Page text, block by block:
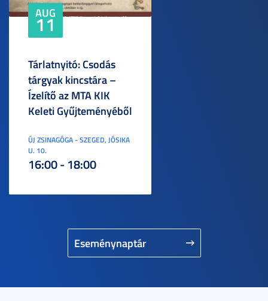
Eseménynaptár
AUG
11
Tárlatnyitó: Csodás
tárgyak kincstára –
Ízelítő az MTA KIK
Keleti Gyűjteményéből
ÚJ ZSINAGÓGA - SZEGED, JÓSIKA
U. 10.
16:00 - 18:00